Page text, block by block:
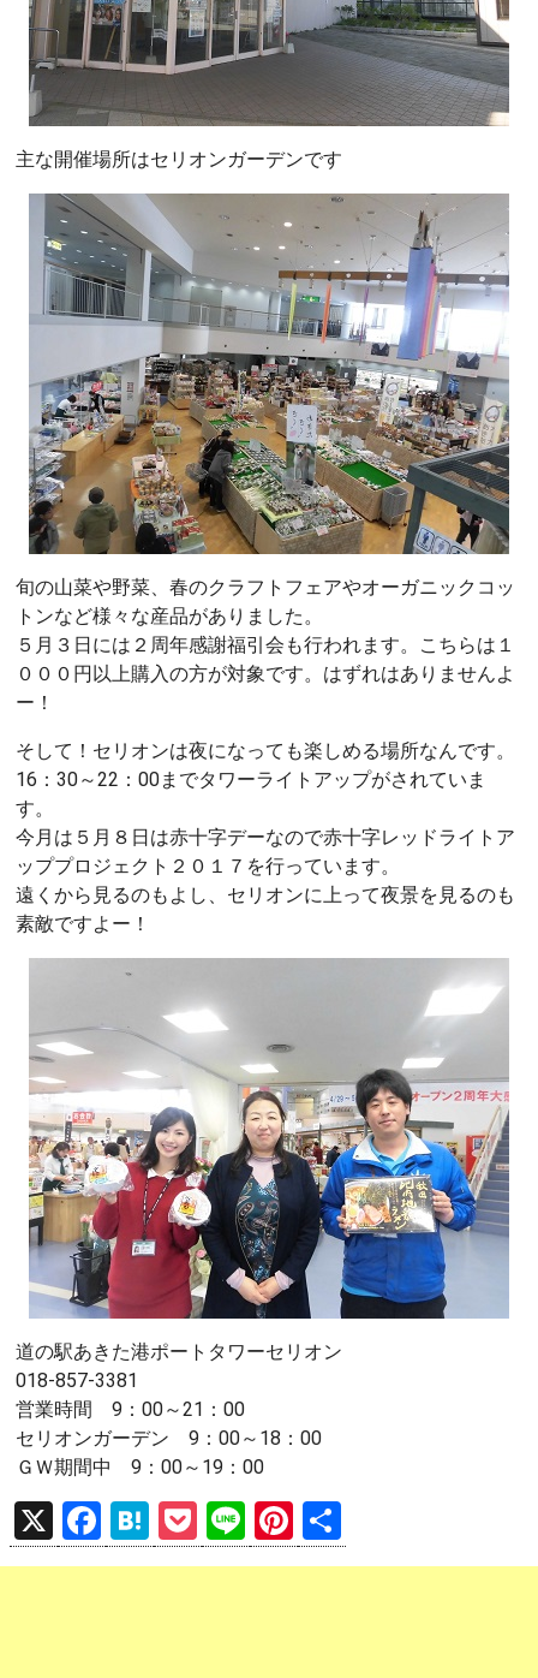
主な開催場所はセリオンガーデンです
旬の山菜や野菜、春のクラフトフェアやオーガニックコッ
トンなど様々な産品がありました。
５月３日には２周年感謝福引会も行われます。こちらは１
０００円以上購入の方が対象です。はずれはありませんよ
ー！
そして！セリオンは夜になっても楽しめる場所なんです。
16：30～22：00までタワーライトアップがされていま
す。
今月は５月８日は赤十字デーなので赤十字レッドライトア
ッププロジェクト２０１７を行っています。
遠くから見るのもよし、セリオンに上って夜景を見るのも
素敵ですよー！
道の駅あきた港ポートタワーセリオン
018-857-3381
営業時間 9：00～21：00
セリオンガーデン 9：00～18：00
ＧＷ期間中 9：00～19：00
X
F
a
H
at
P
o
Li
n
Pi
nt 有